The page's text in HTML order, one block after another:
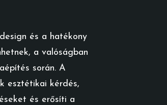
és a hatékony
a valóságban
során. A
esztétikai kérdés,
és erősíti a